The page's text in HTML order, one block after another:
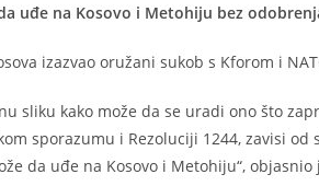
uđe na Kosovo i Metohiju bez
izazvao oružani sukob s Kforom i
sliku kako može da se uradi ono što
sporazumu i Rezoluciji 1244, zavisi od
da uđe na Kosovo i Metohiju“, objasnio